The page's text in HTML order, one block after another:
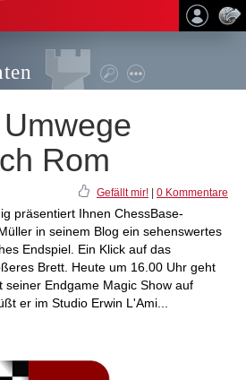
Rom
Gefällt mir! 0 Kommentare
präsentiert Ihnen ChessBase-
in seinem Blog ein sehenswertes
Endspiel. Ein Klick auf das
Brett. Heute um 16.00 Uhr geht
seiner Endgame Magic Show auf
er im Studio Erwin L'Ami...